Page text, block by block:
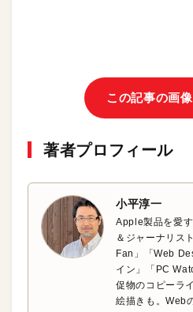
この記事の画
著者プロフィール
小平淳一
Apple製品を愛
＆ジャーナリス
Fan」「Web
イン」「PC
促物のコピーラ
絵描きも。Web